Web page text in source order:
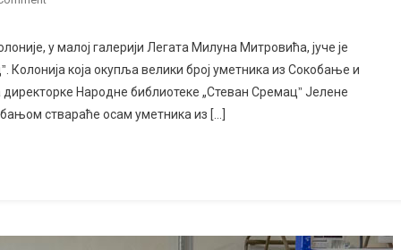
инспирише
Отворена
26.
Колонија
у малој галерији Легата Милуна Митровића, јуче је
Колонија која окупља велики број уметника из Сокобање и
Народне библиотеке „Стеван Сремацˮ Јелене
ствараће осам уметника из […]